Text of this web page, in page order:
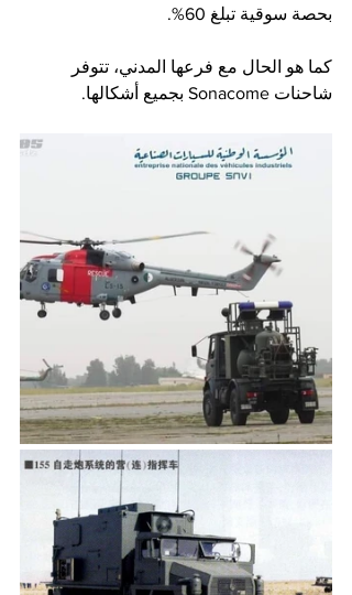
بحصة سوقية تبلغ 60%.
كما هو الحال مع فرعها المدني، تتوفر
شاحنات Sonacome بجميع أشكالها.